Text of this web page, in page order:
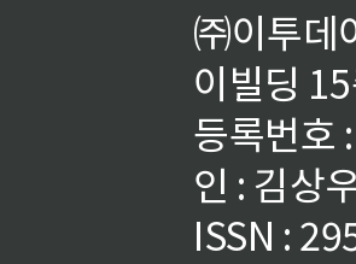
㈜이투데
이빌딩
등록번호
인 : 김상
ISSN :